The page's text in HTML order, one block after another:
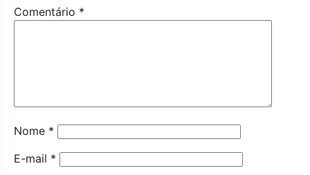
Comentário *
Nome *
E-mail *